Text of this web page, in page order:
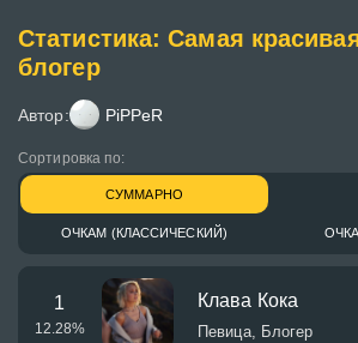
Статистика: Самая
блогер
Автор: PiPPeR
Сортировка по:
СУММАРНО
ОЧКАМ (КЛАССИЧЕСКИЙ)
1
12.28%
Клава Кока
Певица, Блогер